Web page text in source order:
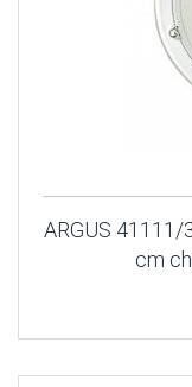
ARGUS 41111/
cm